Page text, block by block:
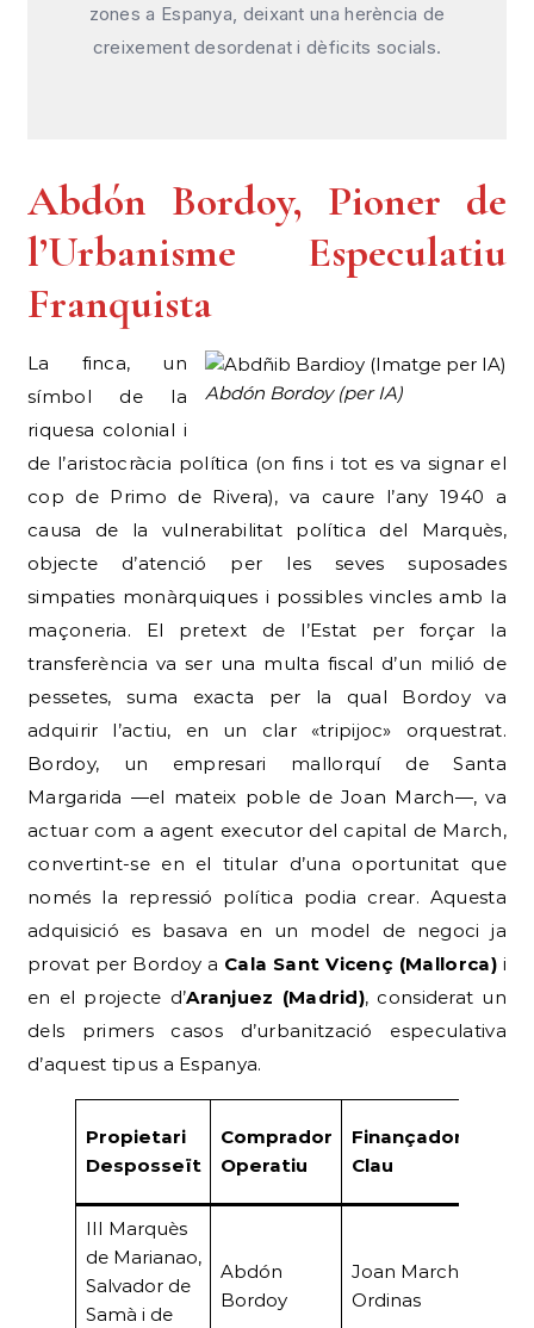
zones a Espanya, deixant una herència de
creixement desordenat i dèficits socials.
Abdón Bordoy, Pioner de
l’Urbanisme Especulatiu
Franquista
Abdón Bordoy (per IA)
La finca, un
símbol de la
riquesa colonial i
de l’aristocràcia política (on fins i tot es va signar el
cop de Primo de Rivera), va caure l’any 1940 a
causa de la vulnerabilitat política del Marquès,
objecte d’atenció per les seves suposades
simpaties monàrquiques i possibles vincles amb la
maçoneria. El pretext de l’Estat per forçar la
transferència va ser una multa fiscal d’un milió de
pessetes, suma exacta per la qual Bordoy va
adquirir l’actiu, en un clar «tripijoc» orquestrat.
Bordoy, un empresari mallorquí de Santa
Margarida —el mateix poble de Joan March—, va
actuar com a agent executor del capital de March,
convertint-se en el titular d’una oportunitat que
només la repressió política podia crear. Aquesta
adquisició es basava en un model de negoci ja
provat per Bordoy a Cala Sant Vicenç (Mallorca)i
en el projecte d’Aranjuez (Madrid), considerat un
dels primers casos d’urbanització especulativa
d’aquest tipus a Espanya.
Propietari
Desposseït
Comprador
Operatiu
Finançador
Clau
III Marquès
de Marianao,
Salvador de
Samà i de
Abdón
Bordoy
Joan March
Ordinas